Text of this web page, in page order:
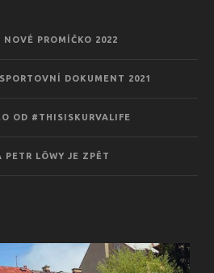
PROMÍČKO 2022
DOKUMENT 2021
OD #THISISKURVALIFE
PETR LÖWY JE ZPĚT